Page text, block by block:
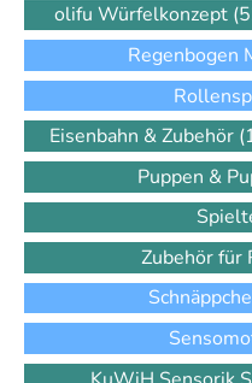
olifu Würfelkonzept
Regenbogen
Eisenbahn & Zubehör
Puppen &
Zubehör für